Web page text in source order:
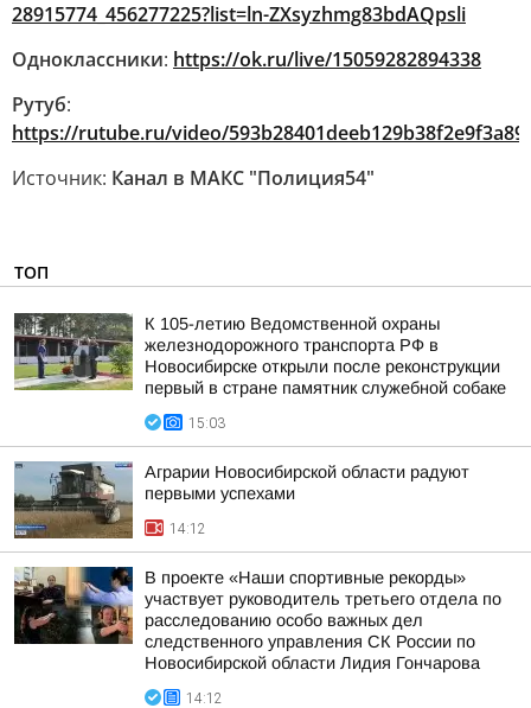
28915774_456277225?list=ln-ZXsyzhmg83bdAQpsli
Одноклассники: https://ok.ru/live/15059282894338
Рутуб:
https://rutube.ru/video/
Источник: Канал в МАКС "Полиция54"
ТОП
К 105-летию Ведомственной охраны
железнодорожного транспорта РФ в
Новосибирске открыли после реконструкции
первый в стране памятник служебной собаке
15:03
Аграрии Новосибирской области радуют
первыми успехами
14:12
В проекте «Наши спортивные рекорды»
участвует руководитель третьего отдела по
расследованию особо важных дел
следственного управления СК России по
Новосибирской области Лидия Гончарова
14:12